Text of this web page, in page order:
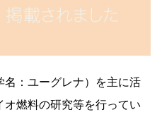
：ユーグレナ）を主に活
燃料の研究等を行ってい